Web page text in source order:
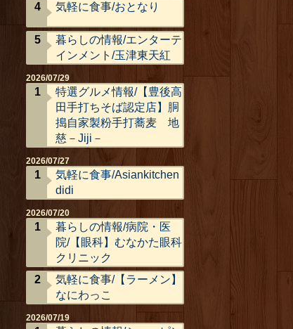
気軽に食事/おとなり
暮らしの情報/エンターテ
インメント/玉津東天紅
2026/07/29
特選グルメ情報/【豊後高
田手打ちそば認定店】胴
搗自家製粉手打蕎麦 地
慈－Jiji－
2026/07/27
気軽に食事/Asiankitchen
didi
2026/07/20
暮らしの情報/病院・医
院/【眼科】むなかた眼科
クリニック
気軽に食事/【ラーメン】
なにわっこ
2026/07/19